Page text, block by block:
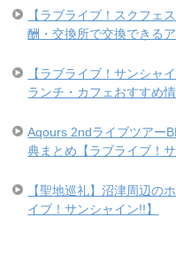
【ラブライブ！スクフェ
酬・交換所で交換できる
【ラブライブ！サンシャ
ランチ・カフェおすすめ
Aqours 2ndライブツアー
典まとめ【ラブライブ！サ
【聖地巡礼】沼津周辺の
イブ！サンシャイン!!】